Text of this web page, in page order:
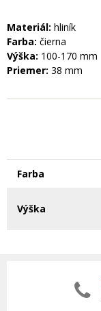
Materiál: hliník
Farba: čierna
Výška: 100-170 mm
Priemer: 38 mm
Farba
Výška